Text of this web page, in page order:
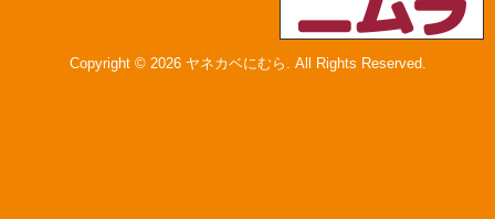
Copyright © 2026 ヤネカベにむら. All Rights Reserved.